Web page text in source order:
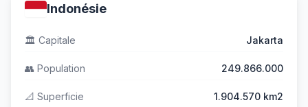
Indonésie
🏛️ Capitale Jakarta
👥 Population 249.866.000
📐 Superficie 1.904.570 km2